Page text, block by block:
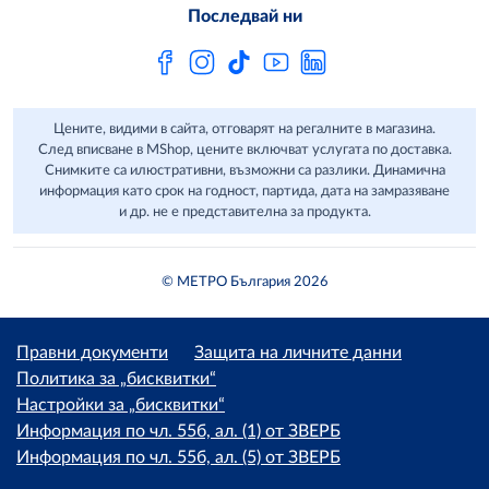
Последвай ни
Цените, видими в сайта, отговарят на регалните в магазина.
След вписване в MShop, цените включват услугата по доставка.
Снимките са илюстративни, възможни са разлики. Динамична
информация като срок на годност, партида, дата на замразяване
и др. не е представителна за продукта.
© МЕТРО България 2026
Правни документи
Защита на личните данни
Политика за „бисквитки“
Настройки за „бисквитки“
Информация по чл. 55б, ал. (1) от ЗВЕРБ
Информация по чл. 55б, ал. (5) от ЗВЕРБ